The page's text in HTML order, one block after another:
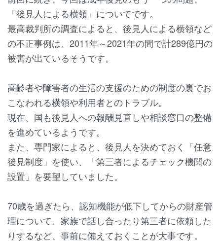
「後見人による横領」についてです。
最高裁判所の調査によると、後見人による横領など
の不正事例は、2011年～2021年の間で計289億円の
被害が出ているそうです。
高齢者や障害者の生活の支援のための制度の裏でお
こなわれる横領や利用者とのトラブル。
現在、国も後見人への報酬見直しや相談窓口の整備
を進めているようです。
また、専門家によると、後見人を決めておく「任意
後見制度」を使い、「第三者によるチェック機関の
設置」を要望していました。
70歳を過ぎたら、認知機能が低下してからの財産管
理について、家族で話し合ったり第三者に依頼した
りするなど、事前に備えておくことが大事です。